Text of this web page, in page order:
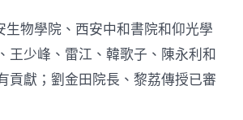
生物學院、西安中和書院和仰光學
王少峰、雷江、韓歌子、陳永利和
貢獻；劉金田院長、黎荔傳授已審